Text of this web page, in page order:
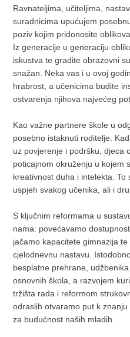
Ravnateljima, učiteljima,
suradnicima upućujem
poziv kojim pridonosite
Iz generacije u generaciju
iskustva te gradite obrazovni
snažan. Neka vas i u ovoj
hrabrost, a učenicima budite
ostvarenja njihova najvećeg
Kao važne partnere škole u
posebno istaknuti roditelje.
uz povjerenje i podršku, djeca
poticajnom okruženju u kojem
kreativnost duha i intelekta.
uspjeh svakog učenika, ali i
S ključnim reformama u
nama: povećavamo
jačamo kapacitete gimnazija
cjelodnevnu nastavu.
besplatne prehrane,
osnovnih škola, a razvojem
tržišta rada i reformom
odraslih otvaramo put k
za budućnost naših mladih.